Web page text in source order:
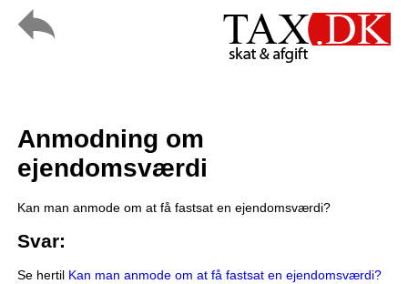
Anmodning om
ejendomsværdi
Kan man anmode om at få fastsat en ejendomsværdi?
Svar:
Se hertil Kan man anmode om at få fastsat en ejendomsværdi?